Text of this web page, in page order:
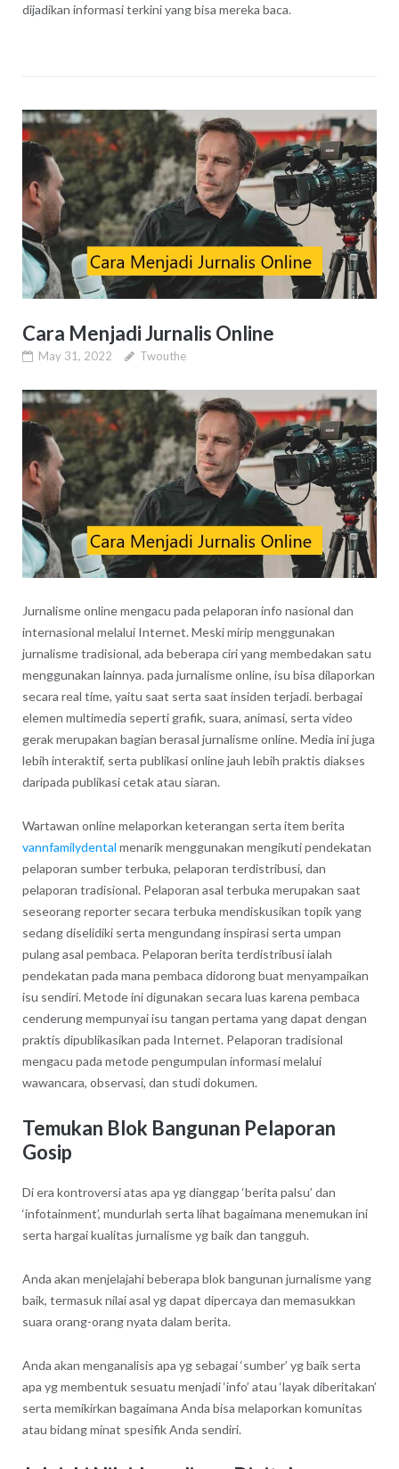
dijadikan informasi terkini yang bisa mereka baca.
Cara Menjadi Jurnalis Online
May 31, 2022 Twouthe
Jurnalisme online mengacu pada pelaporan info nasional dan
internasional melalui Internet. Meski mirip menggunakan
jurnalisme tradisional, ada beberapa ciri yang membedakan satu
menggunakan lainnya. pada jurnalisme online, isu bisa dilaporkan
secara real time, yaitu saat serta saat insiden terjadi. berbagai
elemen multimedia seperti grafik, suara, animasi, serta video
gerak merupakan bagian berasal jurnalisme online. Media ini juga
lebih interaktif, serta publikasi online jauh lebih praktis diakses
daripada publikasi cetak atau siaran.
Wartawan online melaporkan keterangan serta item berita
vannfamilydental menarik menggunakan mengikuti pendekatan
pelaporan sumber terbuka, pelaporan terdistribusi, dan
pelaporan tradisional. Pelaporan asal terbuka merupakan saat
seseorang reporter secara terbuka mendiskusikan topik yang
sedang diselidiki serta mengundang inspirasi serta umpan
pulang asal pembaca. Pelaporan berita terdistribusi ialah
pendekatan pada mana pembaca didorong buat menyampaikan
isu sendiri. Metode ini digunakan secara luas karena pembaca
cenderung mempunyai isu tangan pertama yang dapat dengan
praktis dipublikasikan pada Internet. Pelaporan tradisional
mengacu pada metode pengumpulan informasi melalui
wawancara, observasi, dan studi dokumen.
Temukan Blok Bangunan Pelaporan
Gosip
Di era kontroversi atas apa yg dianggap ‘berita palsu’ dan
‘infotainment’, mundurlah serta lihat bagaimana menemukan ini
serta hargai kualitas jurnalisme yg baik dan tangguh.
Anda akan menjelajahi beberapa blok bangunan jurnalisme yang
baik, termasuk nilai asal yg dapat dipercaya dan memasukkan
suara orang-orang nyata dalam berita.
Anda akan menganalisis apa yg sebagai ‘sumber’ yg baik serta
apa yg membentuk sesuatu menjadi ‘info’ atau ‘layak diberitakan’
serta memikirkan bagaimana Anda bisa melaporkan komunitas
atau bidang minat spesifik Anda sendiri.